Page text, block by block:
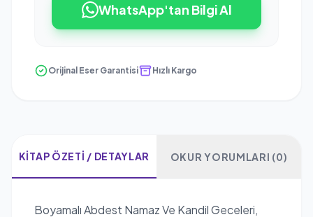
WhatsApp'tan Bilgi Al
Orijinal Eser Garantisi Hızlı Kargo
KITAP ÖZETI / DETAYLAR OKUR YORUMLARI (0)
Boyamalı Abdest Namaz Ve Kandil Geceleri,